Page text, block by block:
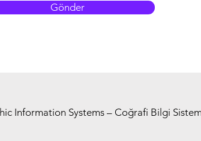
Gönder
Information Systems – Coğrafi Bilgi